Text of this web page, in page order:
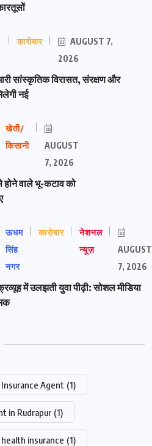
कारोबार
AUGUST 7,
2026
सांस्कृतिक विरासत, संरक्षण और
नई
खेती/
किसानी
AUGUST
7, 2026
होने वाले भू-कटाव को
ऊधम
सिंह
नगर
कारोबार
नेशनल
न्यूज़
AUGUST
7, 2026
में उलझती युवा पीढ़ी: सोशल मीडिया
Agent (1)
in Rudrapur (1)
insurance (1)